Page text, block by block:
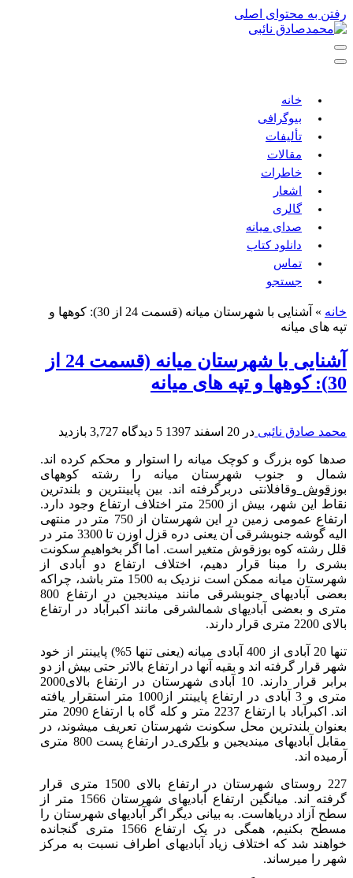
به محتوای اصلی
خانه
بیوگرافی
تألیفات
مقالات
خاطرات
اشعار
گالری
صدای میانه
دانلود کتاب
تماس
جستجو
»
آشنایی با شهرستان میانه (قسمت 24 از 30): کوهها و
میانه
آشنایی با شهرستان میانه (قسمت 24 از
صادق نائبیدر 20 اسفند 1397 5 دیدگاه 3,727 بازدید
کوه بزرگ و کوچک میانه را استوار و محکم کرده اند.
و جنوب شهرستان میانه را رشته کوههای
وقافلانتی دربرگرفته اند. بین پایینترین و بلندترین
نقاط این شهر، بیش از 2500 متر اختلاف ارتفاع وجود دارد.
ارتفاع عمومی زمین در این شهرستان از 750 متر در منتهی
الیه گوشه جنوبشرقی آن یعنی دره قزل اوزن تا 3300 متر در
رشته کوه بوزقوش متغیر است. اما اگر بخواهیم سکونت
را مبنا قرار دهیم، اختلاف ارتفاع دو آبادی از
شهرستان میانه ممکن است نزدیک به 1500 متر باشد، چراکه
بعضی آبادیهای جنوبشرقی مانند میندیجین در ارتفاع 800
و بعضی آبادیهای شمالشرقی مانند اکبرآباد در ارتفاع
دارند.
تنها 20 آبادی از 400 آبادی میانه (یعنی تنها 5%) پایینتر از خود
گرفته اند و بقیه آنها در ارتفاع بالاتر حتی بیش از دو
برابر قرار دارند. 10 آبادی شهرستان در ارتفاع بالای2000
متری و 3 آبادی در ارتفاع پایینتر از1000 متر استقرار یافته
اند. اکبرآباد با ارتفاع 2237 متر و کله گاه با ارتفاع 2090 متر
بلندترین محل سکونت شهرستان تعریف میشوند، در
آبادیهای میندیجین وباکری
در ارتفاع پست 800 متری
اند.
227 روستای شهرستان در ارتفاع بالای 1500 متری قرار
گرفته اند. میانگین ارتفاع آبادیهای شهرستان 1566 متر از
دریاهاست. به بیانی دیگر اگر آبادیهای شهرستان را
مسطح بکنیم، همگی در یک ارتفاع 1566 متری گنجانده
شد که اختلاف زیاد آبادیهای اطراف نسبت به مرکز
را میرساند.